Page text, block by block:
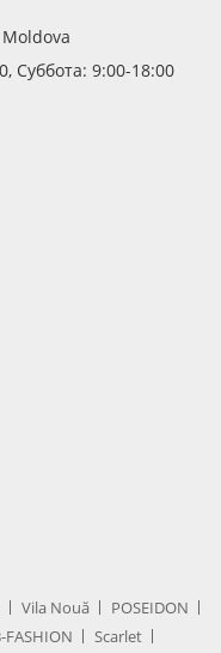
Суббота: 9:00-18:00
Vila Nouă
POSEIDON
FASHION
Scarlet